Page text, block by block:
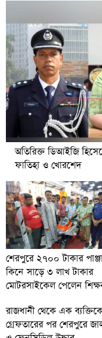
অতিরিক্ত ডিআইজি
ফাতিহা ও খোরশেদ
শেরপুরে ২৭০০ টাকার
কিনে সাড়ে ৩ লাখ টাকার
মোটরসাইকেল পেলেন
রাজধানী থেকে এক
গ্রেফতারের পর শেরপুরে